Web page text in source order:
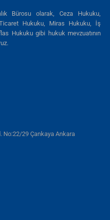
Bürosu olarak, Ceza Hukuku,
Hukuku, Miras Hukuku, İş
Hukuku gibi hukuk mevzuatının
No:22/29 Çankaya Ankara